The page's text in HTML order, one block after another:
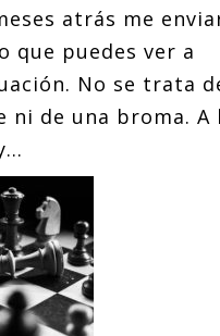
atrás me
que puedes ver a
No se trata
ni de una broma. A